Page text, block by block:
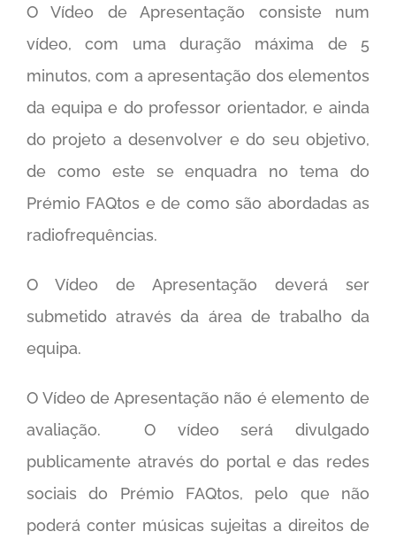
O Vídeo de Apresentação consiste num
vídeo, com uma duração máxima de 5
minutos, com a apresentação dos elementos
da equipa e do professor orientador, e ainda
do projeto a desenvolver e do seu objetivo,
de como este se enquadra no tema do
Prémio FAQtos e de como são abordadas as
radiofrequências.
O Vídeo de Apresentação deverá ser
submetido através da área de trabalho da
equipa.
O Vídeo de Apresentação não é elemento de
avaliação. O vídeo será divulgado
publicamente através do portal e das redes
sociais do Prémio FAQtos, pelo que não
poderá conter músicas sujeitas a direitos de